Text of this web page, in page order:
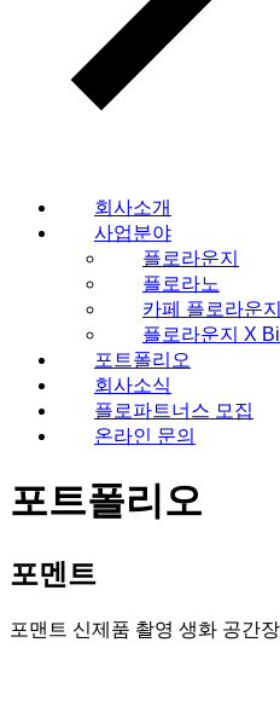
회사소개
사업분야
플로라운지
플로라노
카페 플로라운지
플로라운지 X
포트폴리오
회사소식
플로파트너스 모집
온라인 문의
포트폴리오
포멘트
포맨트 신제품 촬영 생화 공간